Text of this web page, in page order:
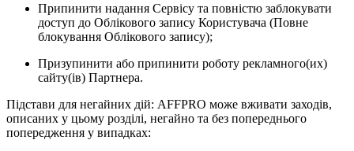
Припинити надання Сервісу та повністю заблокувати
доступ до Облікового запису Користувача (Повне
блокування Облікового запису);
Призупинити або припинити роботу рекламного(их)
сайту(ів) Партнера.
Підстави для негайних дій: AFFPRO може вживати заходів,
описаних у цьому розділі, негайно та без попереднього
попередження у випадках: